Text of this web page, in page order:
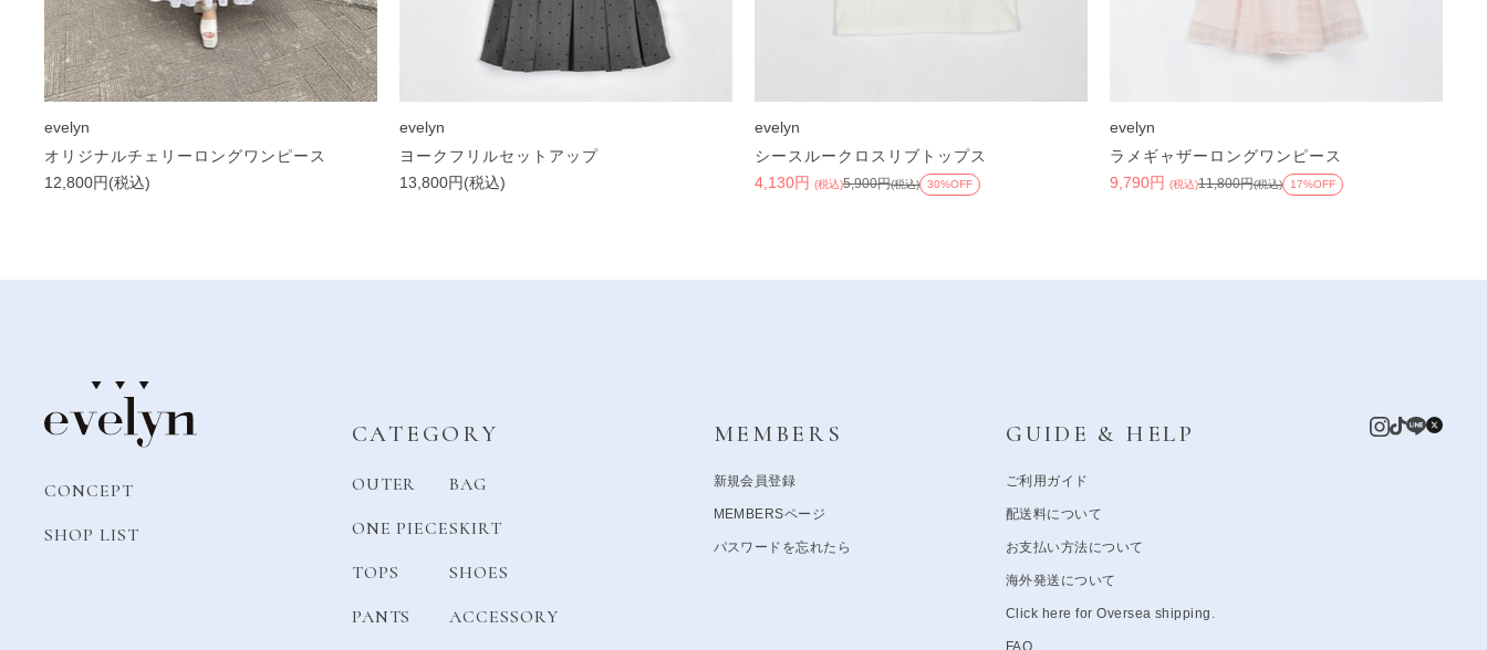
evelyn
オリジナルチェリーロングワンピース
12,800円(税込)
evelyn
ヨークフリルセットアップ
13,800円(税込)
evelyn
シースルークロスリブトップス
4,130円 (税込)5,900円(税込) 30%OFF
evelyn
ラメギャザーロングワンピース
9,790円 (税込)11,800円(税込) 17%OFF
CONCEPT
SHOP LIST
CATEGORY
OUTER
ONE PIECE
TOPS
PANTS
BAG
SKIRT
SHOES
ACCESSORY
MEMBERS
新規会員登録
MEMBERSページ
パスワードを忘れたら
GUIDE & HELP
ご利用ガイド
配送料について
お支払い方法について
海外発送について
Click here for Oversea shipping.
FAQ